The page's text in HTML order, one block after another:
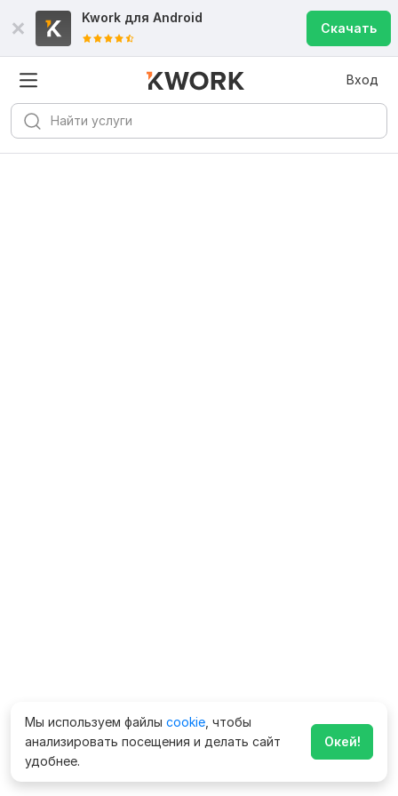
Kwork для Android
Скачать
Вход
Мы используем файлы cookie , чтобы
анализировать посещения и делать сайт
удобнее.
Окей!